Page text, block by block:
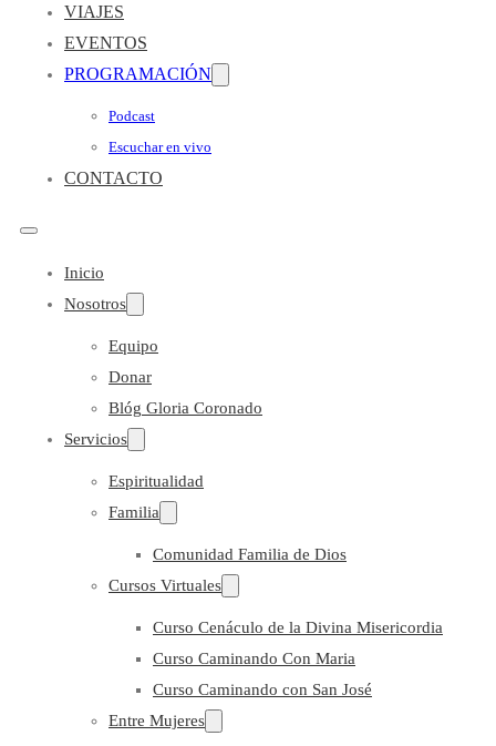
VIAJES
EVENTOS
PROGRAMACIÓN
Podcast
Escuchar en vivo
CONTACTO
Inicio
Nosotros
Equipo
Donar
Blóg Gloria Coronado
Servicios
Espiritualidad
Familia
Comunidad Familia de Dios
Cursos Virtuales
Curso Cenáculo de la Divina Misericordia
Curso Caminando Con Maria
Curso Caminando con San José
Entre Mujeres